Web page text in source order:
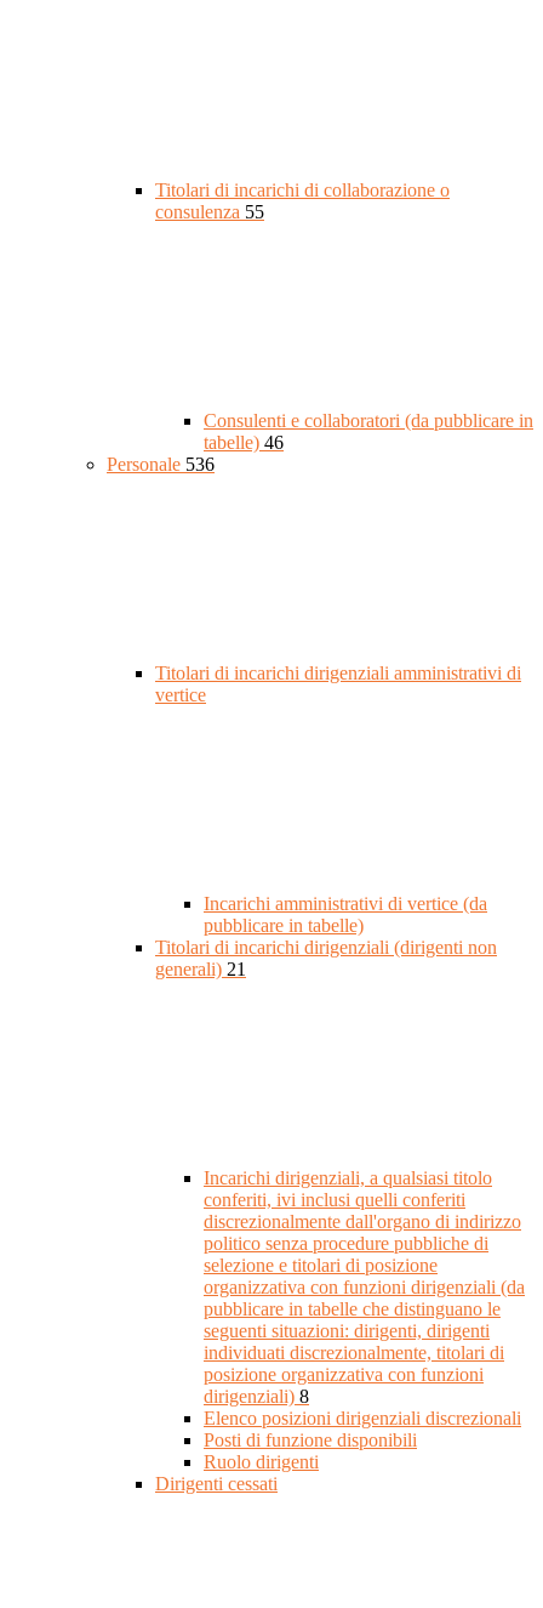
Titolari di incarichi di collaborazione o
consulenza 55
Consulenti e collaboratori (da pubblicare in
tabelle) 46
Personale 536
Titolari di incarichi dirigenziali amministrativi di
vertice
Incarichi amministrativi di vertice (da
pubblicare in tabelle)
Titolari di incarichi dirigenziali (dirigenti non
generali) 21
Incarichi dirigenziali, a qualsiasi titolo
conferiti, ivi inclusi quelli conferiti
discrezionalmente dall'organo di indirizzo
politico senza procedure pubbliche di
selezione e titolari di posizione
organizzativa con funzioni dirigenziali (da
pubblicare in tabelle che distinguano le
seguenti situazioni: dirigenti, dirigenti
individuati discrezionalmente, titolari di
posizione organizzativa con funzioni
dirigenziali) 8
Elenco posizioni dirigenziali discrezionali
Posti di funzione disponibili
Ruolo dirigenti
Dirigenti cessati